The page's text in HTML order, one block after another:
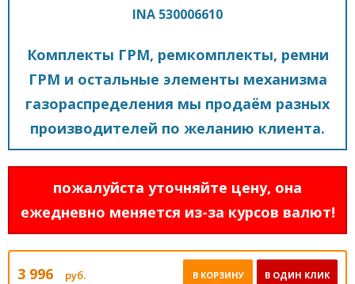
INA 530006610
Комплекты ГРМ, ремкомплекты, ремни
ГРМ и остальные элементы механизма
газораспределения мы продаём разных
производителей по желанию клиента.
пожалуйста уточняйте цену, она
ежедневно меняется из-за курсов валют!
3 996 руб. В ОДИН КЛИК
В КОРЗИНУ